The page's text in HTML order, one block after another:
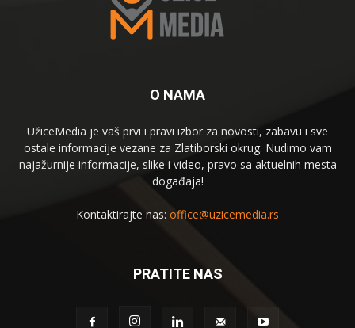
O NAMA
UžiceMedia je vaš prvi i pravi izbor za novosti, zabavu i sve
ostale informacije vezane za Zlatiborski okrug. Nudimo vam
najažurnije informacije, slike i video, pravo sa aktuelnih mesta
događaja!
Kontaktirajte nas: office@uzicemedia.rs
PRATITE NAS